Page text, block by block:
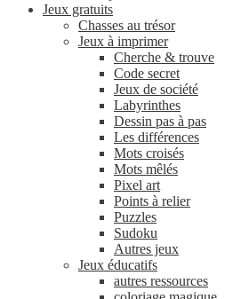
Jeux gratuits
Chasses au trésor
Jeux à imprimer
Cherche & trouve
Code secret
Jeux de société
Labyrinthes
Dessin pas à pas
Les différences
Mots croisés
Mots mêlés
Pixel art
Points à relier
Puzzles
Sudoku
Autres jeux
Jeux éducatifs
autres ressources